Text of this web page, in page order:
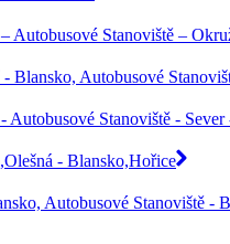
Autobusové Stanoviště –
Blansko, Autobusové
Autobusové Stanoviště -
- Blansko,Hořice
Autobusové Stanoviště -